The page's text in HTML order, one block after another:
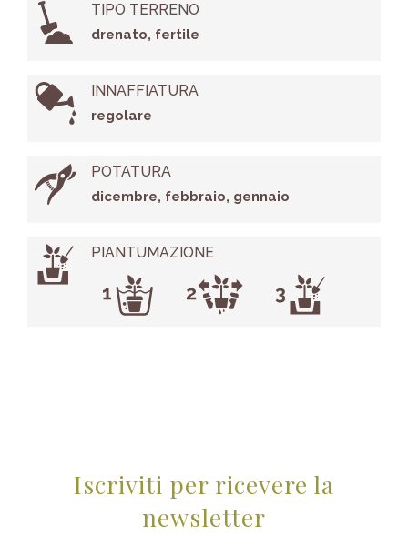
TIPO TERRENO
drenato, fertile
INNAFFIATURA
regolare
POTATURA
dicembre, febbraio, gennaio
PIANTUMAZIONE
Iscriviti per ricevere la
newsletter